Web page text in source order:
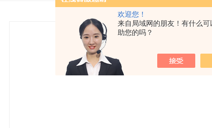
欢迎您！
来自局域网的朋友！有什么可
助您的吗？